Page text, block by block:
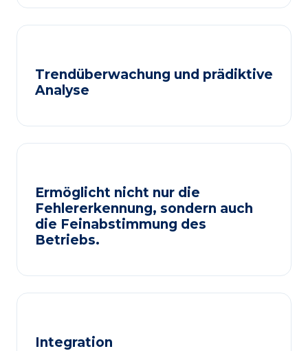
Trendüberwachung und prädiktive
Analyse
Ermöglicht nicht nur die
Fehlererkennung, sondern auch
die Feinabstimmung des
Betriebs.
Integration